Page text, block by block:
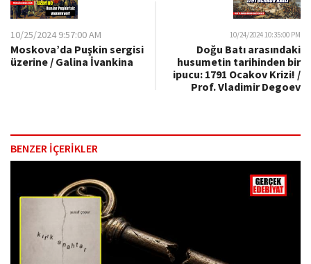
10/25/2024 9:57:00 AM
Moskova’da Puşkin sergisi
üzerine / Galina İvankina​
10/24/2024 10:35:00 PM
Doğu Batı arasındaki
husumetin tarihinden bir
ipucu: 1791 Ocakov Krizi! /
Prof. Vladimir Degoev​
BENZER İÇERİKLER